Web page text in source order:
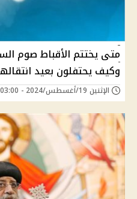
وكيف يحتفلون بعيد
الإثنين 19/أغسطس/2024 - 03:00 ص